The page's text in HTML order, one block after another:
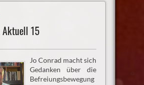
15
Jo Conrad macht sich
Gedanken über die
Befreiungsbewegung